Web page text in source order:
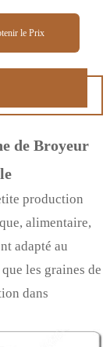
le Prix
de Broyeur
production
alimentaire,
adapté au
les graines de
dans